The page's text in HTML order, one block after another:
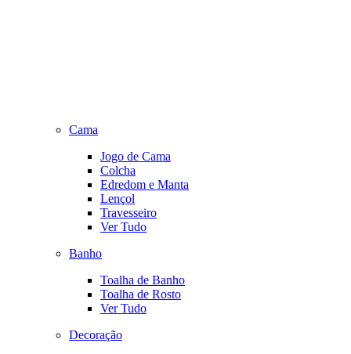
Cama
Jogo de Cama
Colcha
Edredom e Manta
Lençol
Travesseiro
Ver Tudo
Banho
Toalha de Banho
Toalha de Rosto
Ver Tudo
Decoração